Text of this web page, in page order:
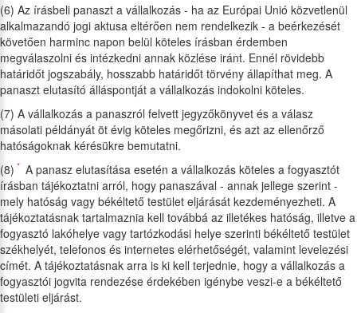
(6) Az írásbeli panaszt a vállalkozás - ha az Európai Unió közvetlenül
alkalmazandó jogi aktusa eltérően nem rendelkezik - a beérkezését
követően harminc napon belül köteles írásban érdemben
megválaszolni és intézkedni annak közlése iránt. Ennél rövidebb
határidőt jogszabály, hosszabb határidőt törvény állapíthat meg. A
panaszt elutasító álláspontját a vállalkozás indokolni köteles.
(7) A vállalkozás a panaszról felvett jegyzőkönyvet és a válasz
másolati példányát öt évig köteles megőrizni, és azt az ellenőrző
hatóságoknak kérésükre bemutatni.
(8) * A panasz elutasítása esetén a vállalkozás köteles a fogyasztót
írásban tájékoztatni arról, hogy panaszával - annak jellege szerint -
mely hatóság vagy békéltető testület eljárását kezdeményezheti. A
tájékoztatásnak tartalmaznia kell továbbá az illetékes hatóság, illetve a
fogyasztó lakóhelye vagy tartózkodási helye szerinti békéltető testület
székhelyét, telefonos és internetes elérhetőségét, valamint levelezési
címét. A tájékoztatásnak arra is ki kell terjednie, hogy a vállalkozás a
fogyasztói jogvita rendezése érdekében igénybe veszi-e a békéltető
testületi eljárást.